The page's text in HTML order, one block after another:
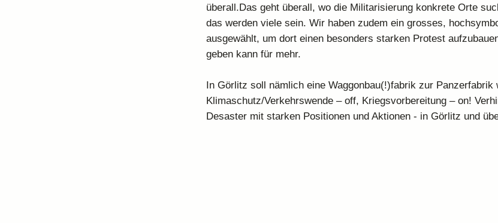
überall.Das geht überall, wo die Militarisierung konkrete Orte
das werden viele sein. Wir haben zudem ein grosses,
ausgewählt, um dort einen besonders starken Protest
geben kann für mehr.
In Görlitz soll nämlich eine Waggonbau(!)fabrik zur Panzerfabrik
Klimaschutz/Verkehrswende – off, Kriegsvorbereitung – on!
Desaster mit starken Positionen und Aktionen - in Görlitz und